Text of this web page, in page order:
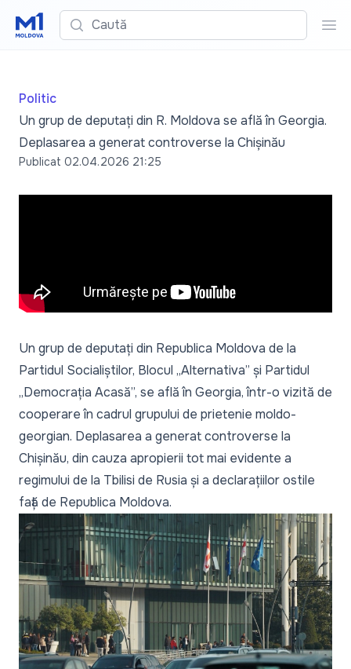
Caută
Politic
Un grup de deputați din R. Moldova se află în Georgia.
Deplasarea a generat controverse la Chișinău
Publicat 02.04.2026 21:25
Un grup de deputați din Republica Moldova de la
Partidul Socialiștilor, Blocul „Alternativa” și Partidul
„Democrația Acasă”, se află în Georgia, într-o vizită de
cooperare în cadrul grupului de prietenie moldo-
georgian. Deplasarea a generat controverse la
Chișinău, din cauza apropierii tot mai evidente a
regimului de la Tbilisi de Rusia și a declarațiilor ostile
față de Republica Moldova.